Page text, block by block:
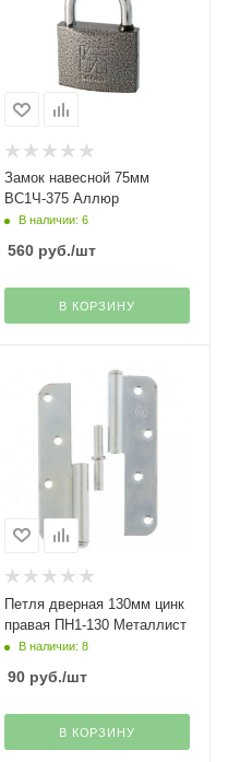
Замок навесной 75мм
ВС1Ч-375 Аллюр
В наличии: 6
560руб./шт
В КОРЗИНУ
Петля дверная 130мм цинк
правая ПН1-130 Металлист
В наличии: 8
90руб./шт
В КОРЗИНУ